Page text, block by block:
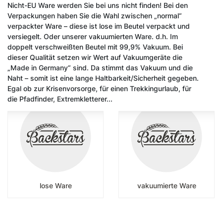
Nicht-EU Ware werden Sie bei uns nicht finden! Bei den
Verpackungen haben Sie die Wahl zwischen „normal“
verpackter Ware – diese ist lose im Beutel verpackt und
versiegelt. Oder unserer vakuumierten Ware. d.h. Im
doppelt verschweißten Beutel mit 99,9% Vakuum. Bei
dieser Qualität setzen wir Wert auf Vakuumgeräte die
„Made in Germany“ sind. Da stimmt das Vakuum und die
Naht – somit ist eine lange Haltbarkeit/Sicherheit gegeben.
Egal ob zur Krisenvorsorge, für einen Trekkingurlaub, für
die Pfadfinder, Extremkletterer...
lose Ware vakuumierte Ware